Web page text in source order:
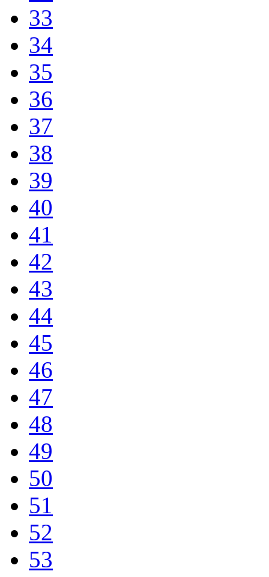
33
34
35
36
37
38
39
40
41
42
43
44
45
46
47
48
49
50
51
52
53